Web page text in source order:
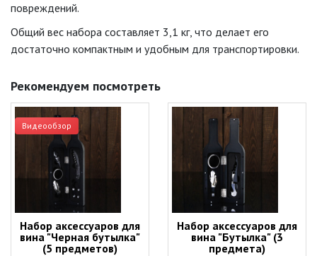
повреждений.
Общий вес набора составляет 3,1 кг, что делает его
достаточно компактным и удобным для транспортировки.
Рекомендуем посмотреть
Видеообзор
Набор аксессуаров для
вина "Черная бутылка"
(5 предметов)
Набор аксессуаров для
вина "Бутылка" (3
предмета)